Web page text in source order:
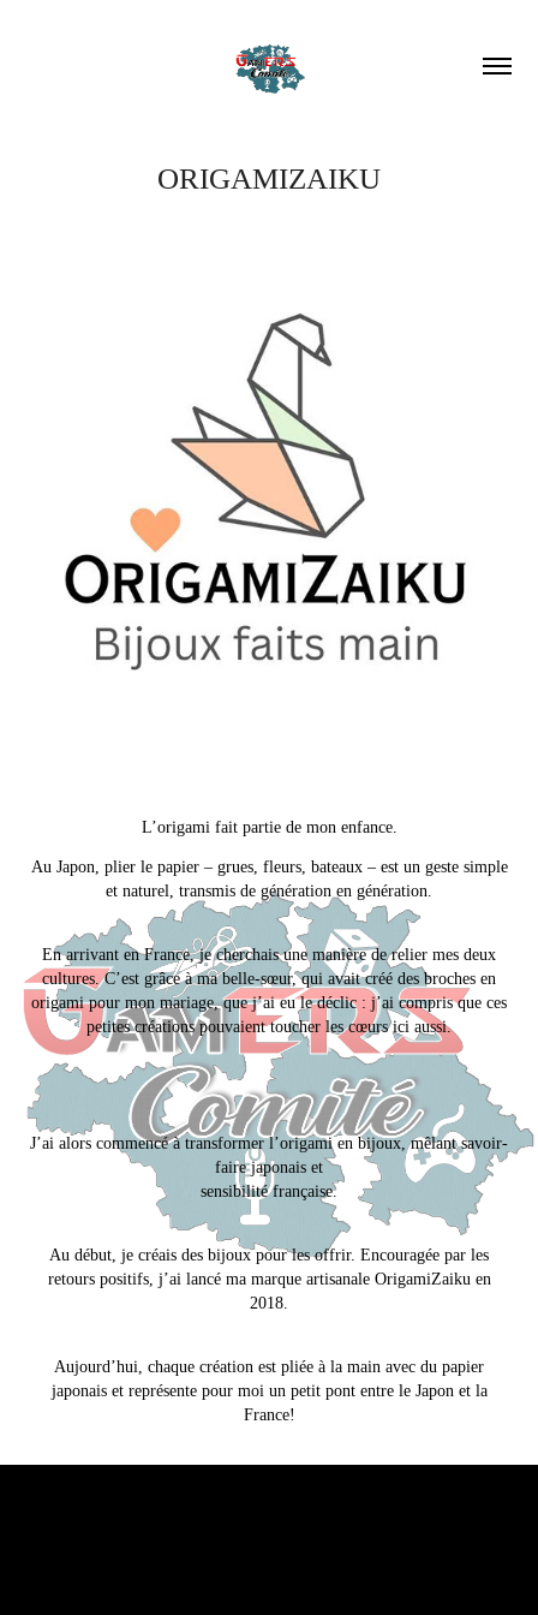
ORIGAMIZAIKU
L’origami fait partie de mon enfance.
Au Japon, plier le papier – grues, fleurs, bateaux – est un geste simple
et naturel, transmis de génération en génération.
En arrivant en France, je cherchais une manière de relier mes deux
cultures. C’est grâce à ma belle-sœur, qui avait créé des broches en
origami pour mon mariage, que j’ai eu le déclic : j’ai compris que ces
petites créations pouvaient toucher les cœurs ici aussi.
J’ai alors commencé à transformer l’origami en bijoux, mêlant savoir-
faire japonais et
sensibilité française.
Au début, je créais des bijoux pour les offrir. Encouragée par les
retours positifs, j’ai lancé ma marque artisanale OrigamiZaiku en
2018.
Aujourd’hui, chaque création est pliée à la main avec du papier
japonais et représente pour moi un petit pont entre le Japon et la
France!